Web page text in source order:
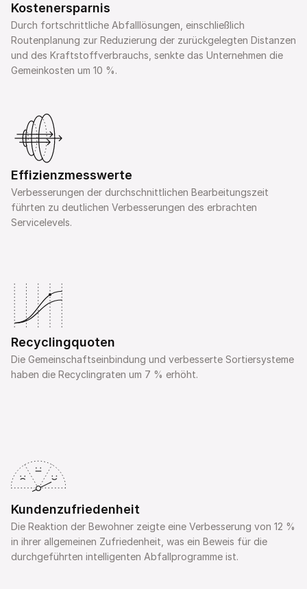
Kostenersparnis
Durch fortschrittliche Abfalllösungen, einschließlich
Routenplanung zur Reduzierung der zurückgelegten Distanzen
und des Kraftstoffverbrauchs, senkte das Unternehmen die
Gemeinkosten um 10 %.
Effizienzmesswerte
Verbesserungen der durchschnittlichen Bearbeitungszeit
führten zu deutlichen Verbesserungen des erbrachten
Servicelevels.
Recyclingquoten
Die Gemeinschaftseinbindung und verbesserte Sortiersysteme
haben die Recyclingraten um 7 % erhöht.
Kundenzufriedenheit
Die Reaktion der Bewohner zeigte eine Verbesserung von 12 %
in ihrer allgemeinen Zufriedenheit, was ein Beweis für die
durchgeführten intelligenten Abfallprogramme ist.